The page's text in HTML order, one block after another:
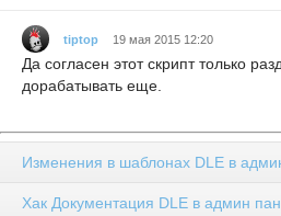
tiptop 19 мая 2015 12:20
Да согласен этот скрипт только
дорабатывать еще.
Изменения в шаблонах DLE в
Хак Документация DLE в админ